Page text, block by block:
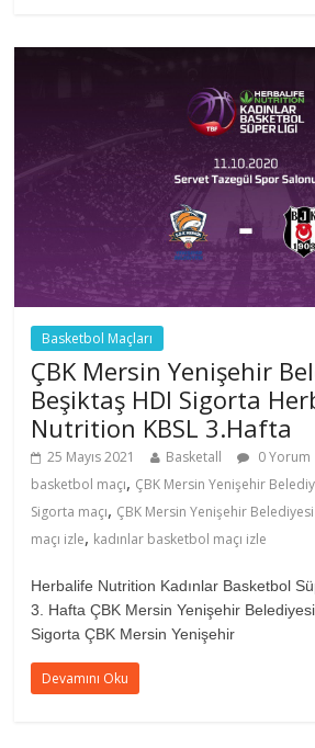
Basketbol Maçları
ÇBK Mersin Yenişehir
Beşiktaş HDI Sigorta
Nutrition KBSL 3.Hafta
25 Mayıs 2021 Basketall 0 Yorum
basketbol maçı, ÇBK Mersin Yenişehir
Sigorta maçı, ÇBK Mersin Yenişehir Belediyesi
maçı izle, kadınlar basketbol maçı izle
Herbalife Nutrition Kadınlar Basketbol
3. Hafta ÇBK Mersin Yenişehir
Sigorta ÇBK Mersin Yenişehir
Devamını Oku